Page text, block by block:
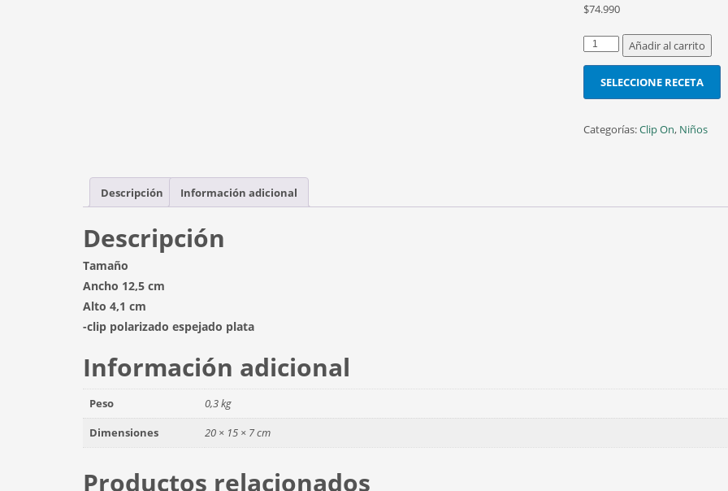
$74.990
GSUN14
48MM
cantidad
Añadir al carrito
SELECCIONE RECETA
Categorías:Clip On, Niños
Descripción Información adicional
Descripción
Tamaño
Ancho 12,5 cm
Alto 4,1 cm
-clip polarizado espejado plata
Información adicional
Peso
0,3 kg
Dimensiones
20 × 15 × 7 cm
Productos relacionados